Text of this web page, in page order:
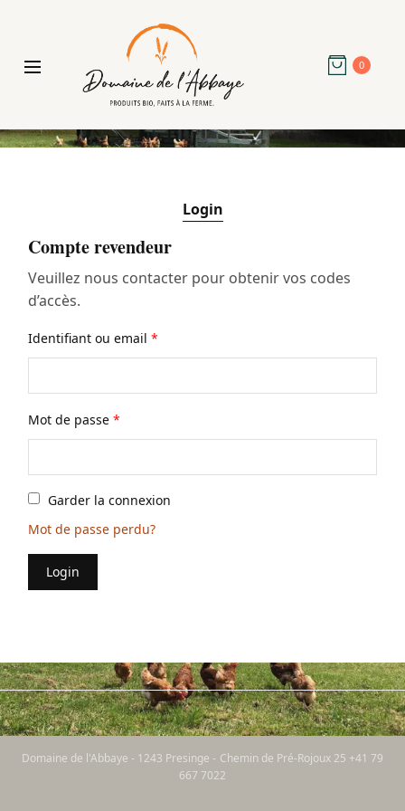
0
Login
Compte revendeur
Veuillez nous contacter pour obtenir vos codes
d’accès.
Identifiant ou email*
Mot de passe*
Garder la connexion
Mot de passe perdu?
Login
Domaine de l'Abbaye - 1243 Presinge - Chemin de Pré-Rojoux 25 +41 79
667 7022